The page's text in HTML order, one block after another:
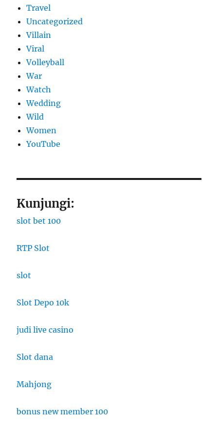
Travel
Uncategorized
Villain
Viral
Volleyball
War
Watch
Wedding
Wild
Women
YouTube
Kunjungi:
slot bet 100
RTP Slot
slot
Slot Depo 10k
judi live casino
Slot dana
Mahjong
bonus new member 100